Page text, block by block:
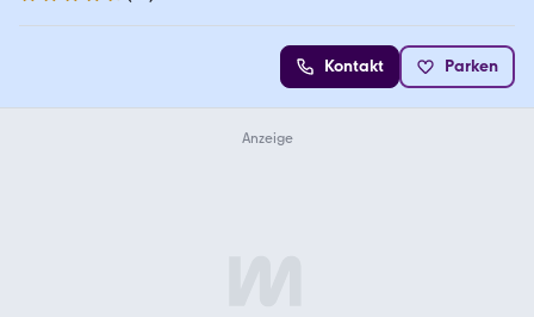
Kontakt Parken